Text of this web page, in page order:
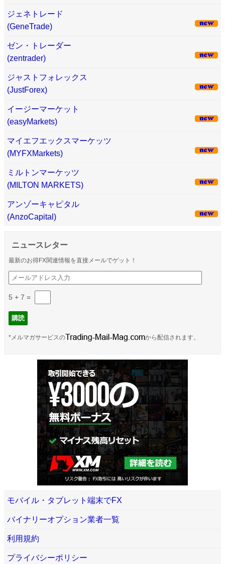
ジェネトレード
(GeneTrade)
ゼン・トレーダー
(zentrader)
ジャストフォレックス
(JustForex)
イージーマーケット
(easyMarkets)
マイエフエックスマーケッツ
(MYFXMarkets)
ミルトンマーケッツ
(MILTON MARKETS)
アンゾーキャピタル
(AnzoCapital)
ニュースレター
最新のお得FX関連情報を直接メールでゲット！
5 + 7 =
*メルマガサービスの から配信されます。
モバイル・タブレット端末でFX
バイナリーオプション業者一覧
利用規約
プライバシーポリシー